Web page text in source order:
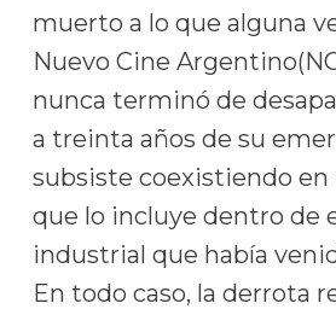
muerto a lo que alguna
Nuevo Cine
nunca terminó de
a treinta años de su
subsiste coexistiendo
que lo incluye dentro de
industrial que había
En todo caso, la derrota